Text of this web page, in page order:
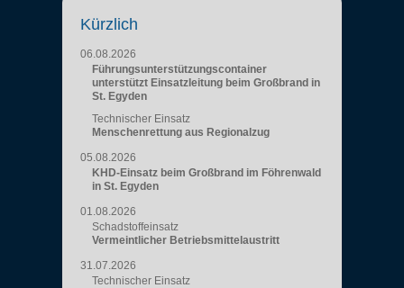
Kürzlich
06.08.2026
Führungsunterstützungscontainer
unterstützt Einsatzleitung beim Großbrand in
St. Egyden
Technischer Einsatz
Menschenrettung aus Regionalzug
05.08.2026
KHD-Einsatz beim Großbrand im Föhrenwald
in St. Egyden
01.08.2026
Schadstoffeinsatz
Vermeintlicher Betriebsmittelaustritt
31.07.2026
Technischer Einsatz